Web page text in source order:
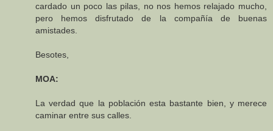
cardado un poco las pilas, no nos hemos relajado mucho,
pero hemos disfrutado de la compañía de buenas
amistades.
Besotes,
MOA:
La verdad que la población esta bastante bien, y merece
caminar entre sus calles.